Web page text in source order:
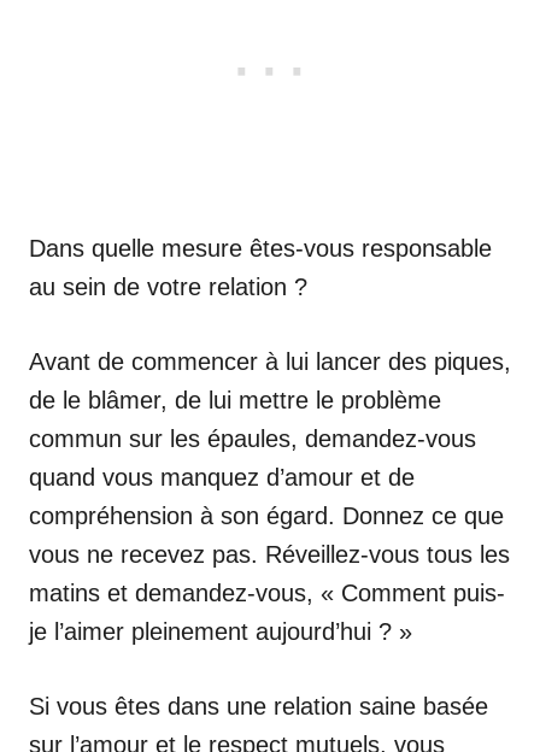
Dans quelle mesure êtes-vous responsable
au sein de votre relation ?
Avant de commencer à lui lancer des piques,
de le blâmer, de lui mettre le problème
commun sur les épaules, demandez-vous
quand vous manquez d’amour et de
compréhension à son égard. Donnez ce que
vous ne recevez pas. Réveillez-vous tous les
matins et demandez-vous, « Comment puis-
je l’aimer pleinement aujourd’hui ? »
Si vous êtes dans une relation saine basée
sur l’amour et le respect mutuels, vous